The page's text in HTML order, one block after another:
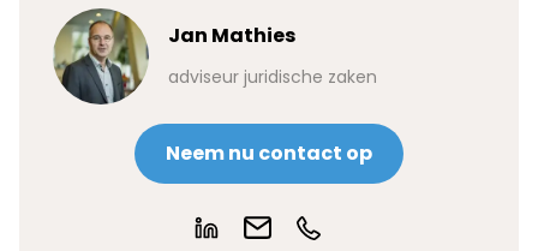
Jan Mathies
adviseur juridische zaken
Neem nu contact op